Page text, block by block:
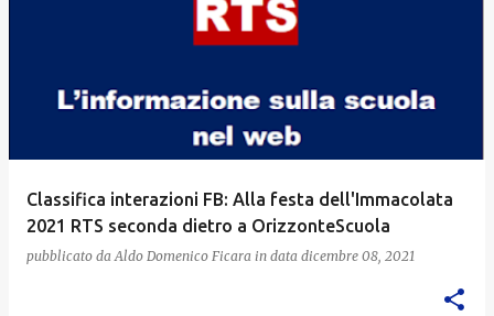
Classifica interazioni FB: Alla festa dell'Immacolata
2021 RTS seconda dietro a OrizzonteScuola
pubblicato da Aldo Domenico Ficara in data dicembre 08, 2021